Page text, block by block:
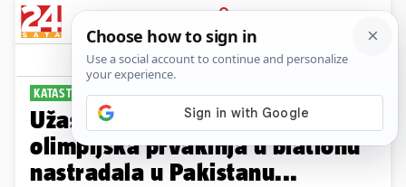
PRIJAVA
Sport Komentari
KATASTROFA NA EKSPEDICIJI
Užas na planini! Dvostruka
olimpijska prvakinja u biatlonu
nastradala u Pakistanu...